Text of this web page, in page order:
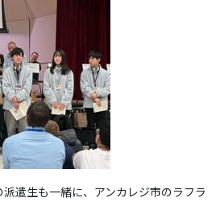
遣生も一緒に、アンカレジ市のラフラ